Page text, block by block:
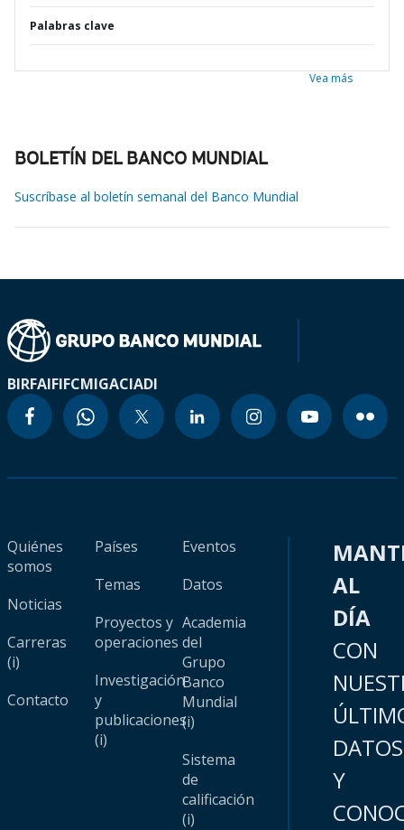
Palabras clave
Vea más
BOLETÍN DEL BANCO MUNDIAL
Suscríbase al boletín semanal del Banco Mundial
BIRFAIFIFCMIGACIADI
Quiénes
somos
Noticias
Carreras
(i)
Contacto
Países
Temas
Proyectos y
operaciones
Investigación
y
publicaciones
(i)
Eventos
Datos
Academia
del
Grupo
Banco
Mundial
(i)
Sistema
de
calificación
(i)
AL
DÍA
CON
DATOS
Y